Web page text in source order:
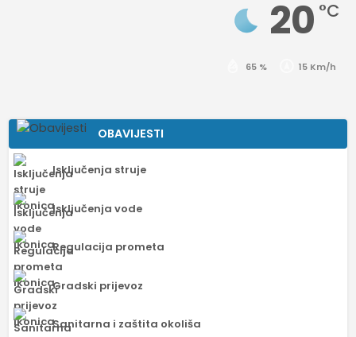
20 °C
65 % 15 Km/h
OBAVIJESTI
Isključenja struje
Isključenja vode
Regulacija prometa
Gradski prijevoz
Sanitarna i zaštita okoliša